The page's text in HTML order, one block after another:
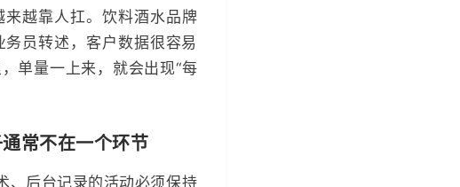
越靠人扛。饮料酒水品牌
员转述，客户数据很容易
单量一上来，就会出现“每
常不在一个环节
、后台记录的活动必须保持